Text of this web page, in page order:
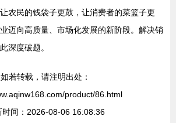
农民的钱袋子更鼓，让消费者的菜篮子更
迈向高质量、市场化发展的新阶段。解决销
深度破题。
如若转载，请注明出处：
product/86.html
时间：2026-08-06 16:08:36